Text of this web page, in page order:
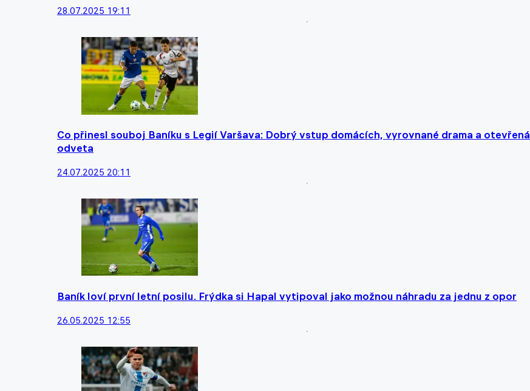
28.07.2025 19:11
Co přinesl souboj Baníku s Legií Varšava: Dobrý vstup domácích, vyrovnané drama a otevřená
odveta
24.07.2025 20:11
Baník loví první letní posilu. Frýdka si Hapal vytipoval jako možnou náhradu za jednu z opor
26.05.2025 12:55